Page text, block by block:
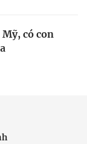
có con